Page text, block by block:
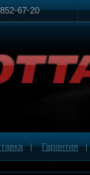
67-20
|Гарантия